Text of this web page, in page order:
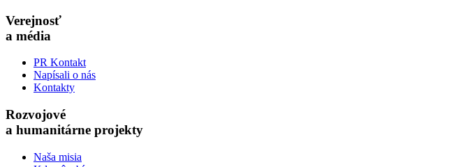
Verejnosť
a média
PR Kontakt
Napísali o nás
Kontakty
Rozvojové
a humanitárne projekty
Naša misia